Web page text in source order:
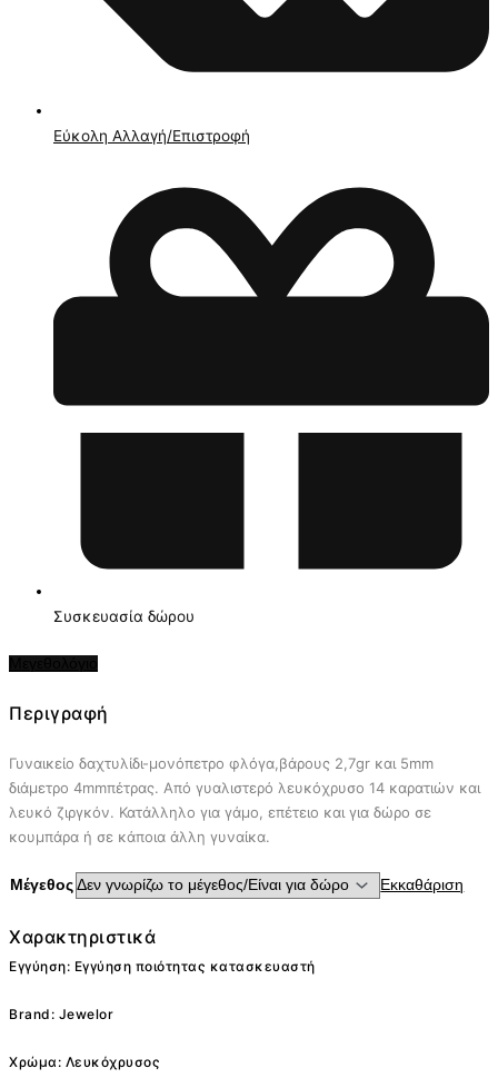
Εύκολη Αλλαγή/Επιστροφή
Συσκευασία δώρου
Περιγραφή
Γυναικείο δαχτυλίδι-μονόπετρο φλόγα,βάρους 2,7gr και 5mm
διάμετρο 4mmπέτρας. Από γυαλιστερό λευκόχρυσο 14 καρατιών και
λευκό ζιργκόν. Κατάλληλο για γάμο, επέτειο και για δώρο σε
κουμπάρα ή σε κάποια άλλη γυναίκα.
Μέγεθος Εκκαθάριση
Χαρακτηριστικά
Εγγύηση: Εγγύηση ποιότητας κατασκευαστή
Brand: Jewelor
Χρώμα: Λευκόχρυσος